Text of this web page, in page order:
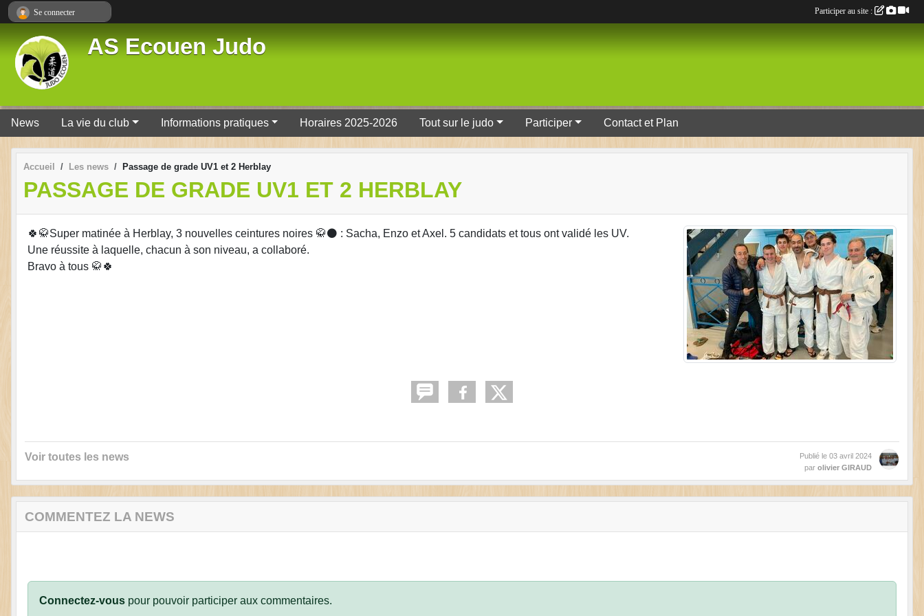
AS Ecouen Judo
News La vie du club Informations pratiques Horaires 2025-2026 Tout sur le judo Participer Contact et Plan
Accueil Les news Passage de grade UV1 et 2 Herblay
PASSAGE DE GRADE UV1 ET 2 HERBLAY
🍀🥋Super matinée à Herblay, 3 nouvelles ceintures noires 🥋⚫️ : Sacha, Enzo et Axel. 5 candidats et tous ont validé les UV.
Une réussite à laquelle, chacun à son niveau, a collaboré.
Bravo à tous 🥋🍀
Voir toutes les news Publié le 03 avril 2024
par olivier GIRAUD
COMMENTEZ LA NEWS
Connectez-vous pour pouvoir participer aux commentaires.
Se connecter Participer au site :
Panneau de gestion des cookies